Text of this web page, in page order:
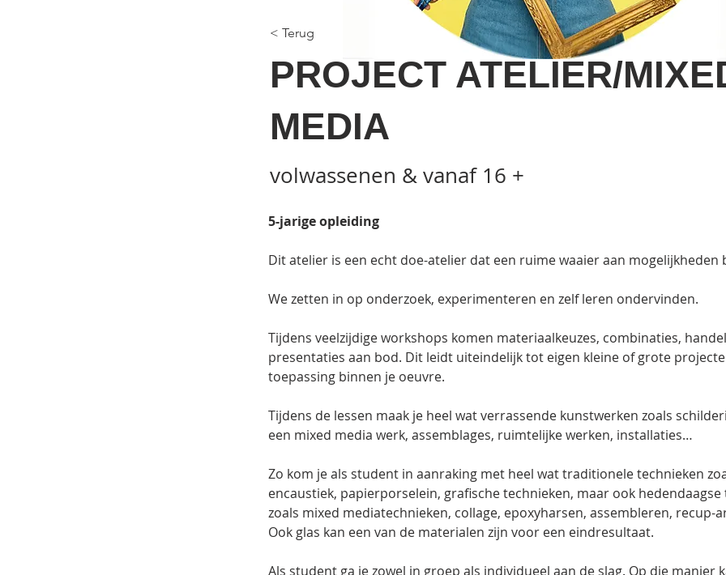
< Terug
PROJECT ATELIER/
MEDIA
volwassenen & vanaf 16 +
5-jarige opleiding
Dit atelier is een echt doe-atelier dat een ruime waaier aan mogelijkheden
We zetten in op onderzoek, experimenteren en zelf leren ondervinden.
Tijdens veelzijdige workshops komen materiaalkeuzes, combinaties,
presentaties aan bod. Dit leidt uiteindelijk tot eigen kleine of grote
toepassing binnen je oeuvre.
Tijdens de lessen maak je heel wat verrassende kunstwerken zoals
een mixed media werk, assemblages, ruimtelijke werken, installaties…
Zo kom je als student in aanraking met heel wat traditionele technieken
encaustiek, papierporselein, grafische technieken, maar ook
zoals mixed mediatechnieken, collage, epoxyharsen, assembleren, recup-
Ook glas kan een van de materialen zijn voor een eindresultaat.
Als student ga je zowel in groep als individueel aan de slag. Op die manier